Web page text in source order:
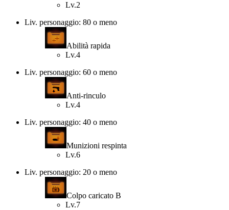
Lv.2
Liv. personaggio: 80 o meno
Abilità rapida
Lv.4
Liv. personaggio: 60 o meno
Anti-rinculo
Lv.4
Liv. personaggio: 40 o meno
Munizioni respinta
Lv.6
Liv. personaggio: 20 o meno
Colpo caricato B
Lv.7